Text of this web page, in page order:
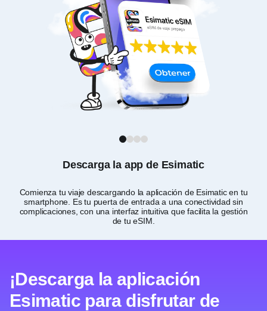
Descarga la app de Esimatic
Comienza tu viaje descargando la aplicación de Esimatic en tu
smartphone. Es tu puerta de entrada a una conectividad sin
complicaciones, con una interfaz intuitiva que facilita la gestión
de tu eSIM.
1
¡Descarga la aplicación
Esimatic para disfrutar de